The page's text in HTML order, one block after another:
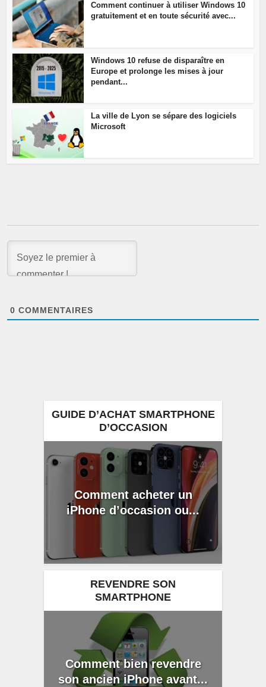
Comment continuer à utiliser Windows 10
gratuitement et en toute sécurité avec...
Windows 10 refuse de disparaître en
Europe et prolonge les mises à jour
pendant...
La ville de Lyon se sépare des logiciels
Microsoft
0 COMMENTAIRES
GUIDE D’ACHAT SMARTPHONE
D’OCCASION
Comment acheter un
iPhone d’occasion ou...
REVENDRE SON
SMARTPHONE
Comment bien revendre
son ancien iPhone avant...